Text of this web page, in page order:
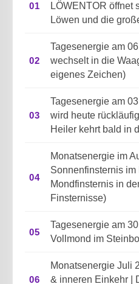
01
LÖWENTOR öffnet
Löwen und die
02
Tagesenergie am
wechselt in die
eigenes Zeichen)
03
Tagesenergie am
wird heute
Heiler kehrt bald in
04
Monatsenergie im
Sonnenfinsternis
Mondfinsternis in
Finsternisse)
05
Tagesenergie am
Vollmond im
06
Monatsenergie Juli
& inneren Einkehr |